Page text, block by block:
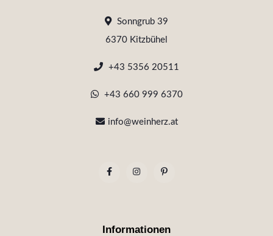
Sonngrub 39
6370 Kitzbühel
+43 5356 20511
+43 660 999 6370
info@weinherz.at
Informationen